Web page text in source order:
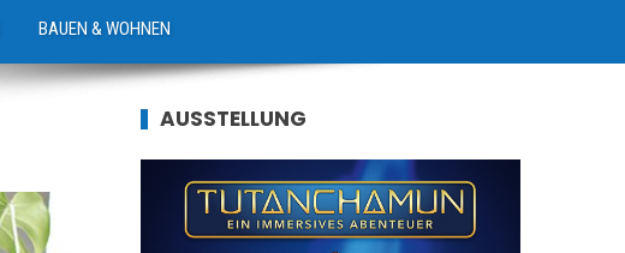
BAUEN & WOHNEN
AUSSTELLUNG